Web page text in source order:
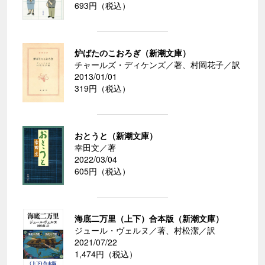
693円（税込）
炉ばたのこおろぎ（新潮文庫）
チャールズ・ディケンズ／著、村岡花子／訳
2013/01/01
319円（税込）
おとうと（新潮文庫）
幸田文／著
2022/03/04
605円（税込）
海底二万里（上下）合本版（新潮文庫）
ジュール・ヴェルヌ／著、村松潔／訳
2021/07/22
1,474円（税込）